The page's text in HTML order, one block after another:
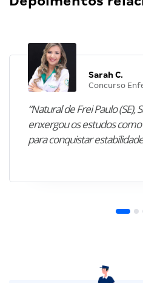
Sarah C.
Concurso
“Natural de Frei Paulo (SE),
enxergou os estudos
para conquistar